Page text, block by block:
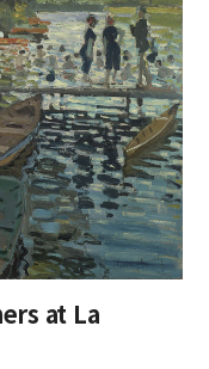
at La